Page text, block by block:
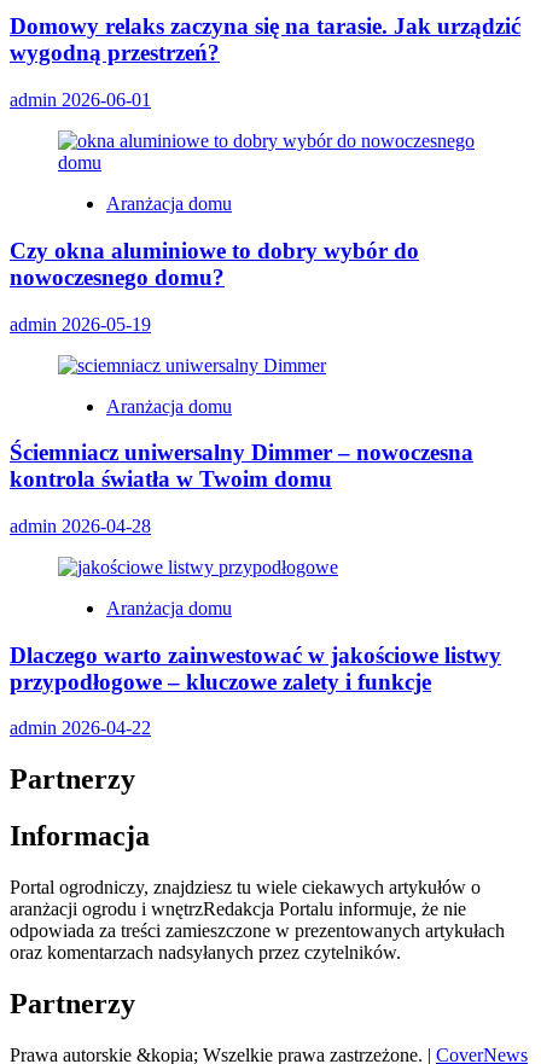
Domowy relaks zaczyna się na tarasie. Jak urządzić
wygodną przestrzeń?
admin 2026-06-01
Aranżacja domu
Czy okna aluminiowe to dobry wybór do
nowoczesnego domu?
admin 2026-05-19
Aranżacja domu
Ściemniacz uniwersalny Dimmer – nowoczesna
kontrola światła w Twoim domu
admin 2026-04-28
Aranżacja domu
Dlaczego warto zainwestować w jakościowe listwy
przypodłogowe – kluczowe zalety i funkcje
admin 2026-04-22
Partnerzy
Informacja
Portal ogrodniczy, znajdziesz tu wiele ciekawych artykułów o
aranżacji ogrodu i wnętrzRedakcja Portalu informuje, że nie
odpowiada za treści zamieszczone w prezentowanych artykułach
oraz komentarzach nadsyłanych przez czytelników.
Partnerzy
Prawa autorskie &kopia; Wszelkie prawa zastrzeżone. | CoverNews